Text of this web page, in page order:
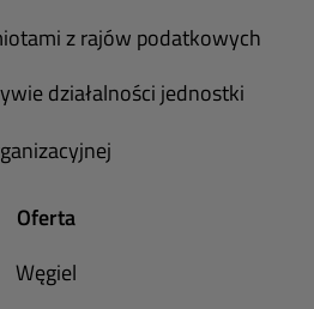
z rajów podatkowych
działalności jednostki
Oferta
Węgiel